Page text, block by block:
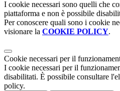
I cookie necessari sono quelli che
piattaforma e non è possibile
Per conoscere quali sono i cookie
visionare la COOKIE POLICY.
Cookie necessari per il
I cookie necessari per il
disabilitati. È possibile consultare
policy.